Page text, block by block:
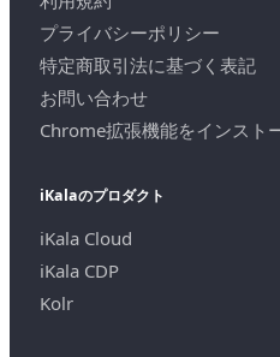
プライバシーポリシー
特定商取引法に基づく表記
お問い合わせ
Chrome拡張機能をインスト
iKalaのプロダクト
iKala Cloud
iKala CDP
Kolr